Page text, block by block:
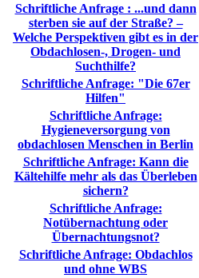
Schriftliche Anfrage : ...und dann
sterben sie auf der Straße? –
Welche Perspektiven gibt es in der
Obdachlosen-, Drogen- und
Suchthilfe?
Schriftliche Anfrage: "Die 67er
Hilfen"
Schriftliche Anfrage:
Hygieneversorgung von
obdachlosen Menschen in Berlin
Schriftliche Anfrage: Kann die
Kältehilfe mehr als das Überleben
sichern?
Schriftliche Anfrage:
Notübernachtung oder
Übernachtungsnot?
Schriftliche Anfrage: Obdachlos
und ohne WBS